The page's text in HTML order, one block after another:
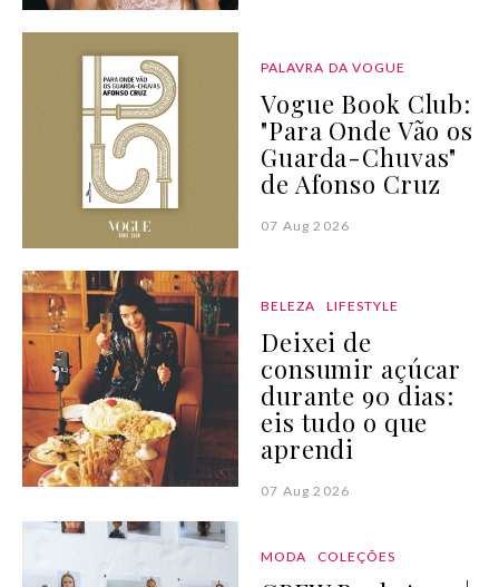
PALAVRA DA VOGUE
Vogue Book Club:
"Para Onde Vão os
Guarda-Chuvas"
de Afonso Cruz
07 Aug 2026
BELEZA LIFESTYLE
Deixei de
consumir açúcar
durante 90 dias:
eis tudo o que
aprendi
07 Aug 2026
MODA COLEÇÕES